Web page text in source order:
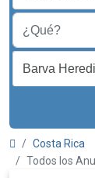
Costa Rica
Todos los